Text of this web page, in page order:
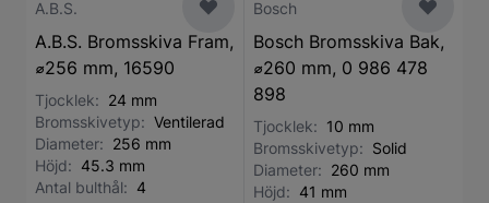
A.B.S.
A.B.S. Bromsskiva Fram,
⌀256 mm, 16590
Tjocklek: 24 mm
Bromsskivetyp: Ventilerad
Diameter: 256 mm
Höjd: 45.3 mm
Antal bulthål: 4
Bosch
Bosch Bromsskiva Bak,
⌀260 mm, 0 986 478
898
Tjocklek: 10 mm
Bromsskivetyp: Solid
Diameter: 260 mm
Höjd: 41 mm